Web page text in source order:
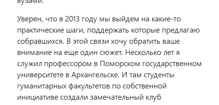
Уверен, что в 2013 году мы выйдем на какие-то
практические шаги, поддержать которые предлагаю
собравшихся. В этой связи хочу обратить ваше
внимание на еще один сюжет. Несколько лет я
служил профессором в Поморском государственном
университете в Архангельске. И там студенты
гуманитарных факультетов по собственной
инициативе создали замечательный клуб